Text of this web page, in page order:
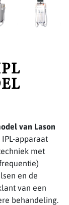
van Lason
apparaat
met
en de
van een
behandeling.